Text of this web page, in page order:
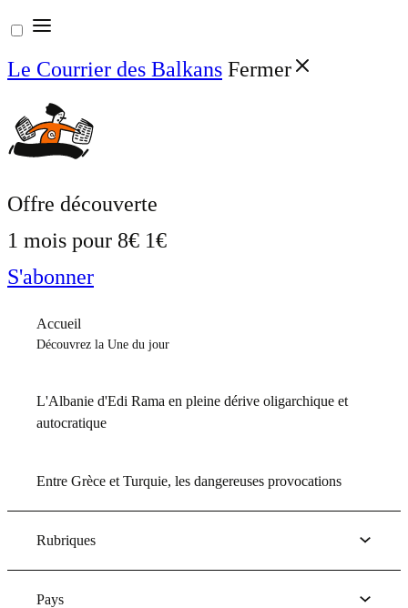
Aller
au
contenu
Le Courrier des Balkans Fermer
Offre découverte
1 mois pour 8€ 1€
S'abonner
Accueil
Découvrez la Une du jour
L'Albanie d'Edi Rama en pleine dérive oligarchique et
autocratique
Entre Grèce et Turquie, les dangereuses provocations
Rubriques
Pays